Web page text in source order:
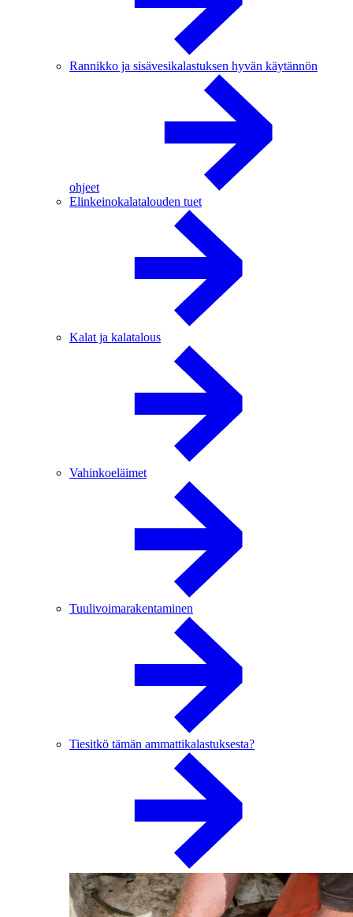
Rannikko ja sisävesikalastuksen hyvän käytännön
ohjeet
Elinkeinokalatalouden tuet
Kalat ja kalatalous
Vahinkoeläimet
Tuulivoimarakentaminen
Tiesitkö tämän ammattikalastuksesta?